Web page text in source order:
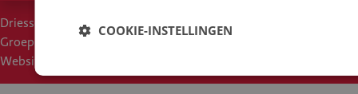
Driessen
Groep
Websites
CookiesVoorwaardenDuurzaam inkoopbeleid
COOKIE-INSTELLINGEN